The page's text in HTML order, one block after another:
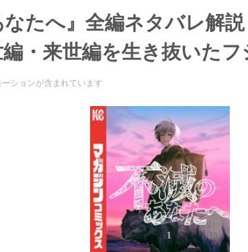
なたへ』全編ネタバレ解
・来世編を生き抜いた
ションが含まれています